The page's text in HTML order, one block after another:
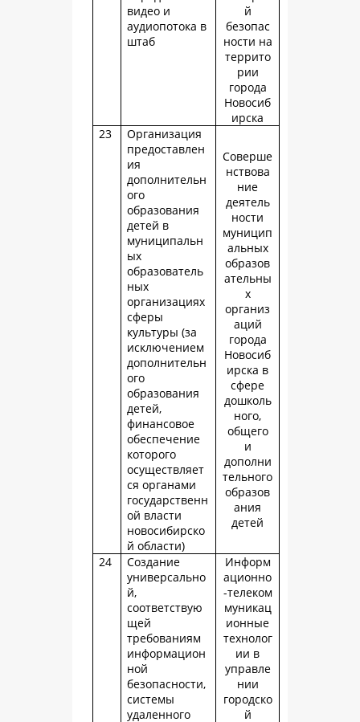
видео и
аудиопотока в
штаб
й
безопас
ности на
террито
рии
города
Новосиб
ирска
23
Организация
предоставлен
ия
дополнительн
ого
образования
детей в
муниципальн
ых
образователь
ных
организациях
сферы
культуры (за
исключением
дополнительн
ого
образования
детей,
финансовое
обеспечение
которого
осуществляет
ся органами
государственн
ой власти
новосибирско
й области)
Соверше
нствова
ние
деятель
ности
муницип
альных
образов
ательны
х
организ
аций
города
Новосиб
ирска в
сфере
дошколь
ного,
общего
и
дополни
тельного
образов
ания
детей
24
Создание
универсально
й,
соответствую
щей
требованиям
информацион
ной
безопасности,
системы
удаленного
Информ
ационно
-телеком
муникац
ионные
технолог
ии в
управле
нии
городско
й